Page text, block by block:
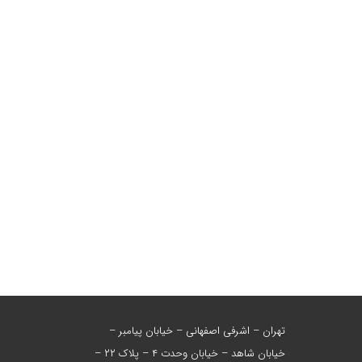
تهران – اشرفی اصفهانی – خیابان پیامبر –
خیابان شاهد – خیابان وحدت ۴ – پلاک ۲۲ –